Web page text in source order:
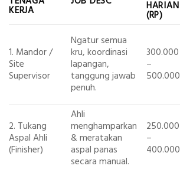
KERJA HARIAN
(RP)
1. Mandor /
Site
Supervisor
Ngatur semua
kru, koordinasi
lapangan,
tanggung jawab
penuh.
300.000
–
500.000
2. Tukang
Aspal Ahli
(Finisher)
Ahli
menghamparkan
& meratakan
aspal panas
secara manual.
250.000
–
400.000